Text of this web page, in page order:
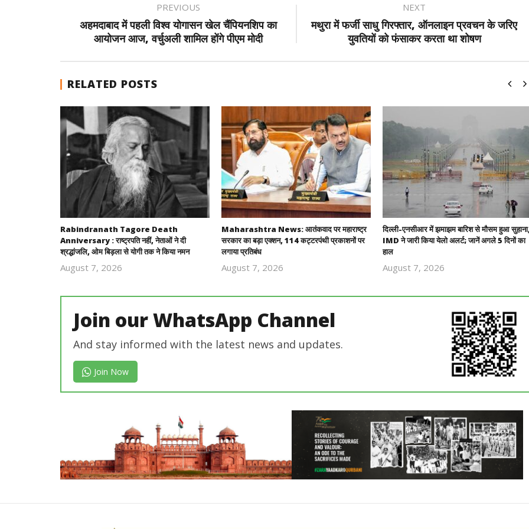
PREVIOUS
अहमदाबाद में पहली विश्व योगासन खेल चैंपियनशिप का
आयोजन आज, वर्चुअली शामिल होंगे पीएम मोदी
NEXT
मथुरा में फर्जी साधु गिरफ्तार, ऑनलाइन प्रवचन के जरिए
युवतियों को फंसाकर करता था शोषण
RELATED POSTS
Rabindranath Tagore Death
Anniversary : राष्ट्रपति नहीं, नेताओं ने दी
श्रद्धांजलि, ओम बिड़ला से योगी तक ने किया नमन
August 7, 2026
Maharashtra News: आतंकवाद पर महाराष्ट्र
सरकार का बड़ा एक्शन, 114 कट्टरपंथी प्रकाशनों पर
लगाया प्रतिबंध
August 7, 2026
दिल्ली-एनसीआर में झमाझम बारिश से मौसम हुआ
IMD ने जारी किया येलो अलर्ट; जानें अगले 5 दिनों का
हाल
August 7, 2026
Join our WhatsApp Channel
And stay informed with the latest news and updates.
Join Now